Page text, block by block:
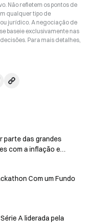
Não refletem os pontos de
qualquer tipo de
jurídico. A negociação de
baseie exclusivamente nas
Para mais detalhes,
com a inflação e
Com um Fundo